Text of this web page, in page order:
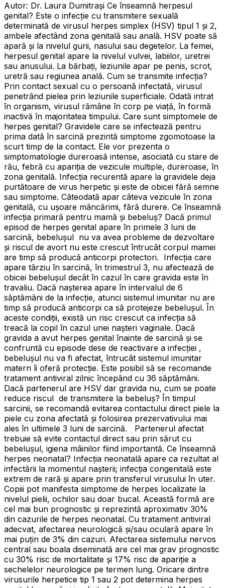
Autor: Dr. Laura Dumitrași Ce înseamnă herpesul
genital? Este o infecție cu transmitere sexuală
determinată de virusul herpes simplex (HSV) tipul 1 și 2,
ambele afectând zona genitală sau anală. HSV poate să
apară și la nivelul gurii, nasului sau degetelor. La femei,
herpesul genital apare la nivelul vulvei, labiilor, uretrei
sau anusului. La bărbați, leziunile apar pe penis, scrot,
uretră sau regiunea anală. Cum se transmite infecția?
Prin contact sexual cu o persoană infectată, virusul
penetrând pielea prin leziunile superficiale. Odată intrat
în organism, virusul rămâne în corp pe viață, în formă
inactivă în majoritatea timpului. Care sunt simptomele de
herpes genital? Gravidele care se infectează pentru
prima dată în sarcină prezintă simptome zgomotoase la
scurt timp de la contact. Ele vor prezenta o
simptomatologie dureroasă intense, asociată cu stare de
rău, febră cu apariția de vezicule multiple, dureroase, în
zona genitală. Infecția recurentă apare la gravidele deja
purtătoare de virus herpetic și este de obicei fără semne
sau simptome. Câteodată apar câteva vezicule în zona
genitală, cu ușoare mâncărimi, fără durere. Ce înseamnă
infecția primară pentru mamă și bebeluș? Dacă primul
episod de herpes genital apare în primele 3 luni de
sarcină, bebelușul nu va avea probleme de dezvoltare
și riscul de avort nu este crescut întrucât corpul mamei
are timp să producă anticorpi protectori. Infecția care
apare târziu în sarcină, în trimestrul 3, nu afectează de
obicei bebelușul decât în cazul în care gravida este în
travaliu. Dacă nașterea apare în intervalul de 6
săptămâni de la infecție, atunci sistemul imunitar nu are
timp să producă anticorpi ca să protejeze bebelușul. În
aceste condiții, există un risc crescut ca infecția să
treacă la copil în cazul unei nașteri vaginale. Dacă
gravida a avut herpes genital înainte de sarcină și se
confruntă cu episode dese de reactivare a infecției ,
bebelușul nu va fi afectat, întrucât sistemul imunitar
matern îi oferă protecție. Este posibil să se recomande
tratament antiviral zilnic începând cu 36 săptămâni.
Dacă partenerul are HSV dar gravida nu, cum se poate
reduce riscul de transmitere la bebeluș? În timpul
sarcinii, se recomandă evitarea contactului direct piele la
piele cu zona afectată și folosirea prezervativului mai
ales în ultimele 3 luni de sarcină. Partenerul afectat
trebuie să evite contactul direct sau prin sărut cu
bebelușul, igiena mâinilor fiind importantă. Ce înseamnă
herpes neonatal? Infecția neonatală apare ca rezultat al
infectării la momentul nașterii; infecția congenitală este
extrem de rară și apare prin transferul virusului în uter.
Copiii pot manifesta simptome de herpes localizate la
nivelul pielii, ochilor sau doar bucal. Această formă are
cel mai bun prognostic și reprezintă aproximativ 30%
din cazurile de herpes neonatal. Cu tratament antiviral
adecvat, afectarea neurologică și/sau oculară apare în
mai puțin de 3% din cazuri. Afectarea sistemului nervos
central sau boala diseminată are cel mai grav prognostic
cu 30% risc de mortalitate și 17% risc de apariție a
sechelelor neurologice pe termen lung. Oricare dintre
virusurile herpetice tip 1 sau 2 pot determina herpes